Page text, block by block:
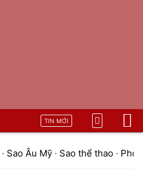
TIN MỚI
· Sao Âu Mỹ · Sao thể thao ·